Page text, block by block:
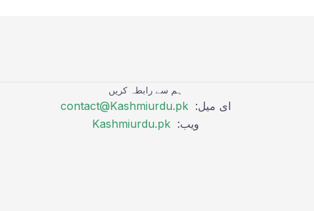
ہم سے رابطہ کریں
ای میل: contact@Kashmiurdu.pk
ویب: Kashmiurdu.pk